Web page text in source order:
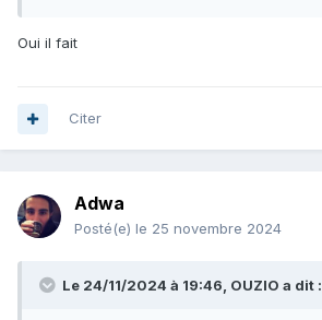
Oui il fait
Citer
Adwa
Posté(e) le 25 novembre 2024
Le 24/11/2024 à 19:46, OUZIO a dit :